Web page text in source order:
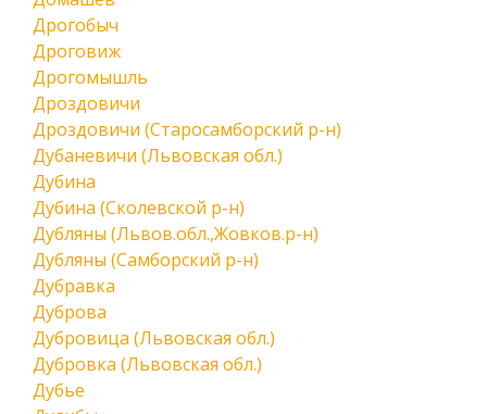
Дрогобыч
Дроговиж
Дрогомышль
Дроздовичи
Дроздовичи (Старосамборский р-н)
Дубаневичи (Львовская обл.)
Дубина
Дубина (Сколевской р-н)
Дубляны (Львов.обл.,Жовков.р-н)
Дубляны (Самборский р-н)
Дубравка
Дуброва
Дубровица (Львовская обл.)
Дубровка (Львовская обл.)
Дубье